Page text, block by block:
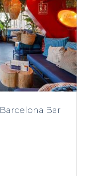
11 Nudos Terraza Nordés Barcelona Bar